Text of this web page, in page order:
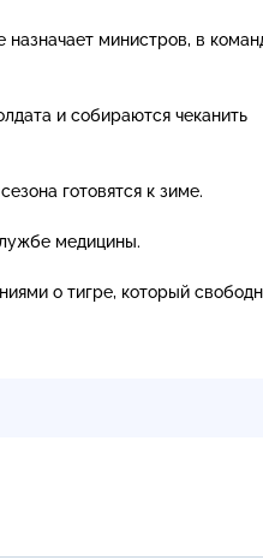
министров, в
и собираются чеканить
готовятся к зиме.
медицины.
о тигре, который